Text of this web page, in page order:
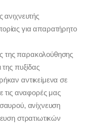
ανιχνευτής
για απαρατήρητο
της παρακολούθησης
της πυξίδας
αντικείμενα σε
τις αναφορές μας
ανίχνευση
στρατιωτικών